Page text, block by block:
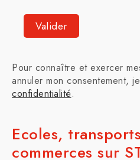
Pour connaître et exercer
annuler mon consentement,
confidentialité.
Ecoles,
commerces sur